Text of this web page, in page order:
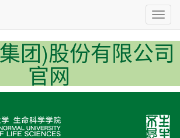
团)股份有限公司
官网
Nav1